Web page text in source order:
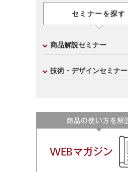
セミナーを探す
商品解説セミナー
技術・デザインセミナー